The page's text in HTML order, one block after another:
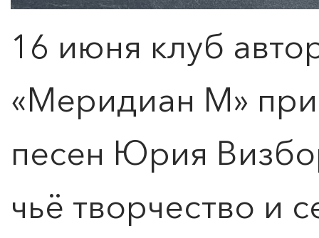
16 июня клуб
«Меридиан М»
песен Юрия
чьё творчество и